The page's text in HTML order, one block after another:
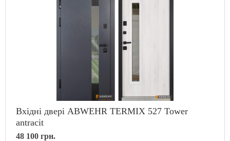
Вхідні двері ABWEHR TERMIX 527 Tower
antracit
48 100 грн.